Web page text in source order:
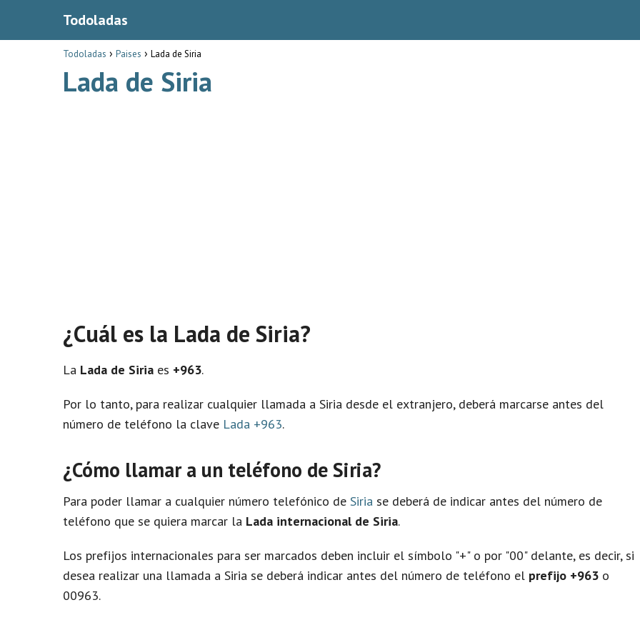
Todoladas
Todoladas Paises Lada de Siria
Lada de Siria
¿Cuál es la Lada de Siria?
La Lada de Siria es +963.
Por lo tanto, para realizar cualquier llamada a Siria desde el extranjero, deberá marcarse antes del
número de teléfono la clave Lada +963.
¿Cómo llamar a un teléfono de Siria?
Para poder llamar a cualquier número telefónico de Siria se deberá de indicar antes del número de
teléfono que se quiera marcar la Lada internacional de Siria.
Los prefijos internacionales para ser marcados deben incluir el símbolo "+" o por "00" delante, es decir, si
desea realizar una llamada a Siria se deberá indicar antes del número de teléfono el prefijo +963 o
00963.